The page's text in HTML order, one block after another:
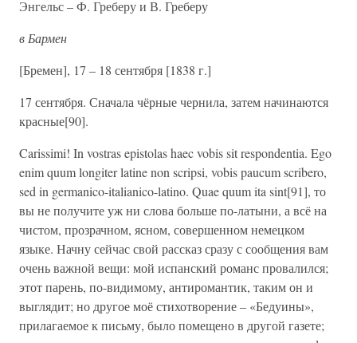
Энгельс – Ф. Греберу и В. Греберу
в Бармен
[Бремен], 17 – 18 сентября [1838 г.]
17 сентября. Сначала чёрные чернила, затем начинаются
красные[90].
Carissimi! In vostras epistolas haec vobis sit respondentia. Ego
enim quum longiter latine non scripsi, vobis paucum scribero,
sed in germanico-italianico-latino. Quae quum ita sint[91], то
вы не получите уж ни слова больше по-латыни, а всё на
чистом, прозрачном, ясном, совершенном немецком
языке. Начну сейчас свой рассказ сразу с сообщения вам
очень важной вещи: мой испанский романс провалился;
этот парень, по-видимому, антиромантик, таким он и
выглядит; но другое моё стихотворение – «Бедуины»,
прилагаемое к письму, было помещено в другой газете;